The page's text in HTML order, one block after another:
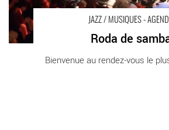
JAZZ / MUSIQUES -
Roda de